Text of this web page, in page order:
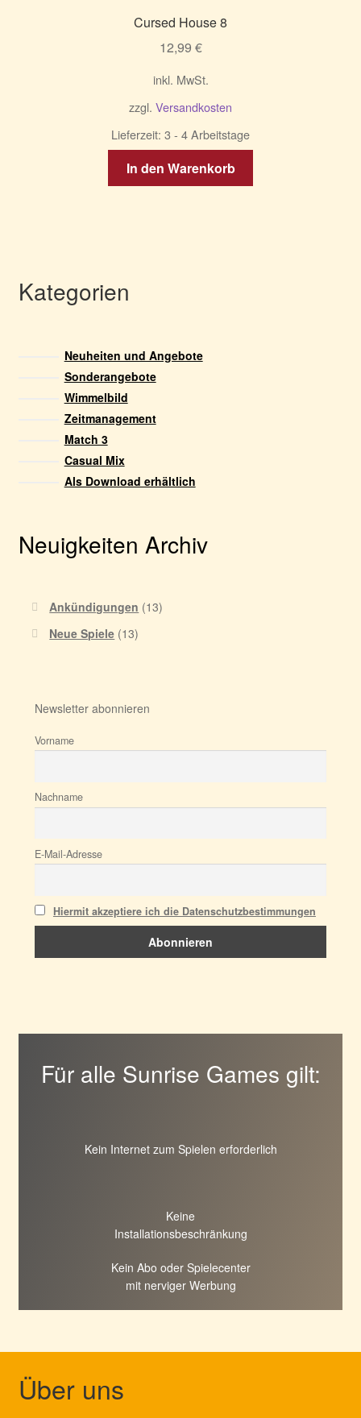
Cursed House 8
12,99 €
inkl. MwSt.
zzgl. Versandkosten
Lieferzeit: 3 - 4 Arbeitstage
In den Warenkorb
Kategorien
Neuheiten und Angebote
Sonderangebote
Wimmelbild
Zeitmanagement
Match 3
Casual Mix
Als Download erhältlich
Neuigkeiten Archiv
Ankündigungen (13)
Neue Spiele (13)
Newsletter abonnieren
Vorname
Nachname
E-Mail-Adresse
Hiermit akzeptiere ich die Datenschutzbestimmungen
Für alle Sunrise Games gilt:
Kein Internet zum Spielen erforderlich
Keine
Installationsbeschränkung
Kein Abo oder Spielecenter
mit nerviger Werbung
Über uns